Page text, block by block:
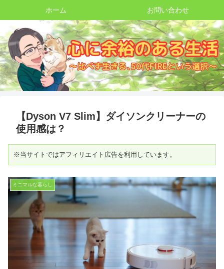
ホーム お問い合わせ
【Dyson V7 Slim】ダイソンクリーナーの
使用感は？
※当サイトではアフィリエイト広告を利用しています。
ミニマルな暮らし